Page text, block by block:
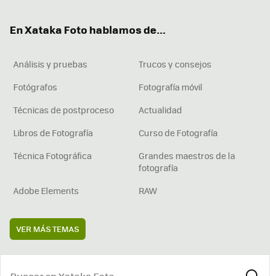
En Xataka Foto hablamos de...
Análisis y pruebas
Trucos y consejos
Fotógrafos
Fotografía móvil
Técnicas de postproceso
Actualidad
Libros de Fotografía
Curso de Fotografía
Técnica Fotográfica
Grandes maestros de la
fotografía
Adobe Elements
RAW
VER MÁS TEMAS